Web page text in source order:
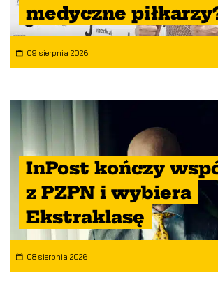
medyczne
09 sierpnia 2026
InPost kończy
z PZPN i wybiera
Ekstraklasę
08 sierpnia 2026